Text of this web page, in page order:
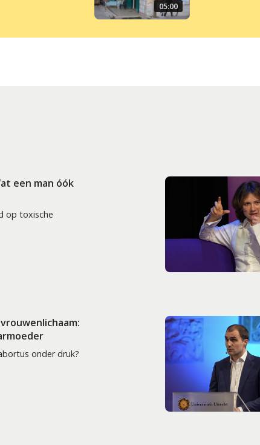
05:00
een man óók
op toxische
onder druk?